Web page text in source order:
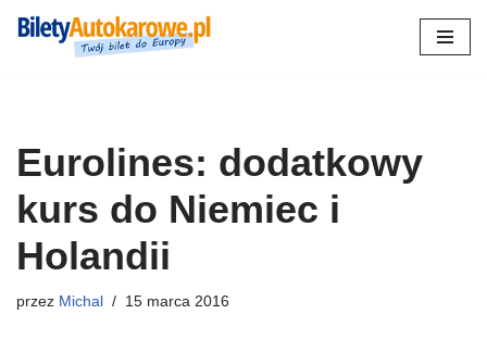
Eurolines: dodatkowy
kurs do Niemiec i
Holandii
przez Michal 15 marca 2016